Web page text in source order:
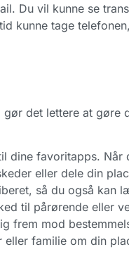
Du vil kunne se
kunne tage
det lettere at gøre
dine favoritapps. Når
eller dele din
så du også kan
til pårørende eller
frem mod
familie om din